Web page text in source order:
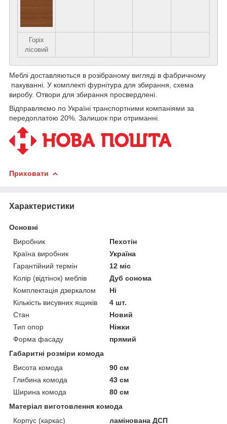
Горіх
лісовий
Меблі доставляються в розібраному вигляді в фабричному
пакуванні. У комплекті фурнітура для збирання, схема
виробу. Отвори для збирання просвердлені.
Відправляємо по Україні транспортними компаніями за
передоплатою 20%. Залишок при отриманні.
Приховати
Характеристики
Основні
Виробник
Пехотін
Країна виробник
Україна
Гарантійний термін
12 міс
Колір (відтінок) меблів
Дуб сонома
Комплектація дзеркалом
Ні
Кількість висувних ящиків
4 шт.
Стан
Новий
Тип опор
Ніжки
Форма фасаду
прямий
Габаритні розміри комода
Висота комода
90 см
Глибина комода
43 см
Ширина комода
80 см
Матеріал виготовлення комода
Корпус (каркас)
ламінована ДСП